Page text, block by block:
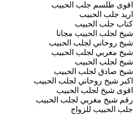
اقوى طلسم جلب الحبيب
اريد جلب الحبيب
كتاب جلب الحبيب
شيخ لجلب الحبيب مجانا
شيخ روحاني لجلب الحبيب
شيخ مغربي لجلب الحبيب
شيخ لجلب الحبيب
شيخ صادق لجلب الحبيب
اكبر شيخ روحاني لجلب الحبيب
اقوى شيخ لجلب الحبيب
رقم شيخ مغربي لجلب الحبيب
جلب الحبيب للزواج